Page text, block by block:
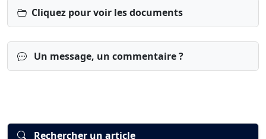
Cliquez pour voir les documents
Un message, un commentaire ?
Rechercher un article